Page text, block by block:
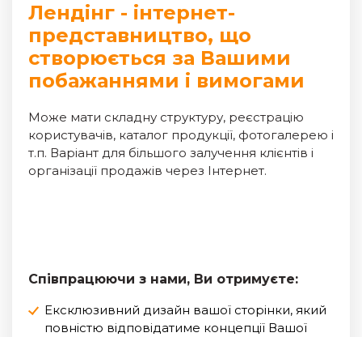
Лендінг - інтернет-
представництво, що
створюється за Вашими
побажаннями і вимогами
Може мати складну структуру, реєстрацію
користувачів, каталог продукції, фотогалерею і
т.п. Варіант для більшого залучення клієнтів і
організації продажів через Інтернет.
Співпрацюючи з нами, Ви отримуєте:
Ексклюзивний дизайн вашої сторінки, який
повністю відповідатиме концепції Вашої